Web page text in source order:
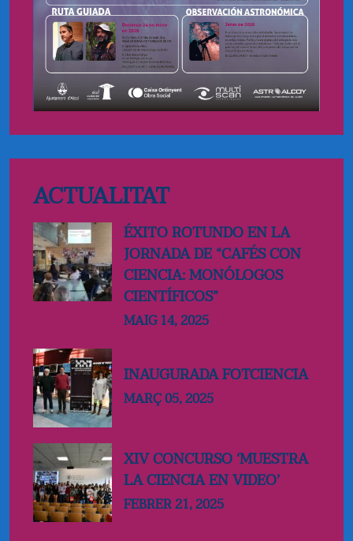
ACTUALITAT
ÉXITO ROTUNDO EN LA
JORNADA DE “CAFÉS CON
CIENCIA: MONÓLOGOS
CIENTÍFICOS”
MAIG14, 2025
INAUGURADA FOTCIENCIA
MARÇ05, 2025
XIV CONCURSO ‘MUESTRA
LA CIENCIA EN VIDEO’
FEBRER21, 2025